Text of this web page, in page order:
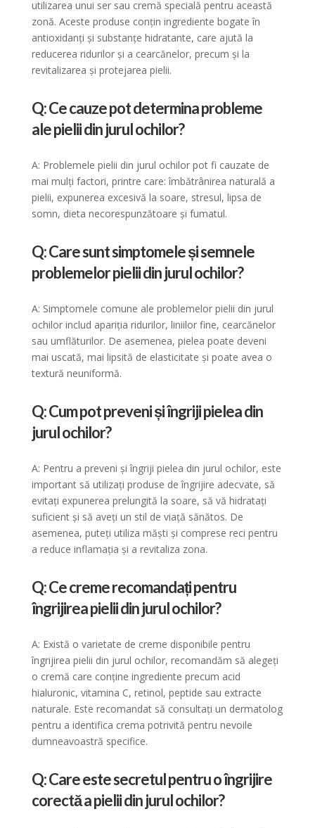
utilizarea unui ser sau cremă specială pentru această
zonă. Aceste produse conțin ingrediente bogate în
antioxidanți și substanțe hidratante, care ajută la
reducerea ridurilor și a cearcănelor, precum și la
revitalizarea și protejarea pielii.
Q: Ce cauze pot determina probleme
ale pielii din jurul ochilor?
A: Problemele pielii din jurul ochilor pot fi cauzate de
mai mulți factori, printre care: îmbătrânirea naturală a
pielii, expunerea excesivă la soare, stresul, lipsa de
somn, dieta necorespunzătoare și fumatul.
Q: Care sunt simptomele și semnele
problemelor pielii din jurul ochilor?
A: Simptomele comune ale problemelor pielii din jurul
ochilor includ apariția ridurilor, liniilor fine, cearcănelor
sau umflăturilor. De asemenea, pielea poate deveni
mai uscată, mai lipsită de elasticitate și poate avea o
textură neuniformă.
Q: Cum pot preveni și îngriji pielea din
jurul ochilor?
A: Pentru a preveni și îngriji pielea din jurul ochilor, este
important să utilizați produse de îngrijire adecvate, să
evitați expunerea prelungită la soare, să vă hidratați
suficient și să aveți un stil de viață sănătos. De
asemenea, puteți utiliza măști și comprese reci pentru
a reduce inflamația și a revitaliza zona.
Q: Ce creme recomandați pentru
îngrijirea pielii din jurul ochilor?
A: Există o varietate de creme disponibile pentru
îngrijirea pielii din jurul ochilor, recomandăm să alegeți
o cremă care conține ingrediente precum acid
hialuronic, vitamina C, retinol, peptide sau extracte
naturale. Este recomandat să consultați un dermatolog
pentru a identifica crema potrivită pentru nevoile
dumneavoastră specifice.
Q: Care este secretul pentru o îngrijire
corectă a pielii din jurul ochilor?